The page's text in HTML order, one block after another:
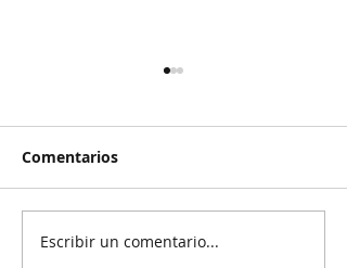
Rechazan propuesta de
Comentarios
Escribir un comentario...